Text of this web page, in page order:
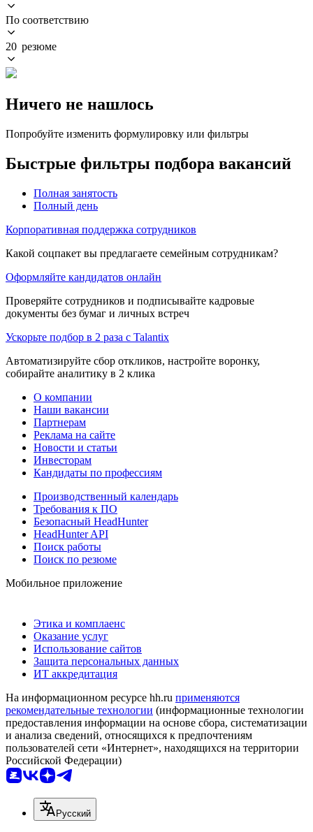
По соответствию
20 резюме
Ничего не нашлось
Попробуйте изменить формулировку или фильтры
Быстрые фильтры подбора вакансий
Полная занятость
Полный день
Корпоративная поддержка сотрудников
Какой соцпакет вы предлагаете семейным сотрудникам?
Оформляйте кандидатов онлайн
Проверяйте сотрудников и подписывайте кадровые
документы без бумаг и личных встреч
Ускорьте подбор в 2 раза с Talantix
Автоматизируйте сбор откликов, настройте воронку,
собирайте аналитику в 2 клика
О компании
Наши вакансии
Партнерам
Реклама на сайте
Новости и статьи
Инвесторам
Кандидаты по профессиям
Производственный календарь
Требования к ПО
Безопасный HeadHunter
HeadHunter API
Поиск работы
Поиск по резюме
Мобильное приложение
Этика и комплаенс
Оказание услуг
Использование сайтов
Защита персональных данных
ИТ аккредитация
На информационном ресурсе hh.ru применяются
рекомендательные технологии (информационные технологии
предоставления информации на основе сбора, систематизации
и анализа сведений, относящихся к предпочтениям
пользователей сети «Интернет», находящихся на территории
Российской Федерации)
Русский